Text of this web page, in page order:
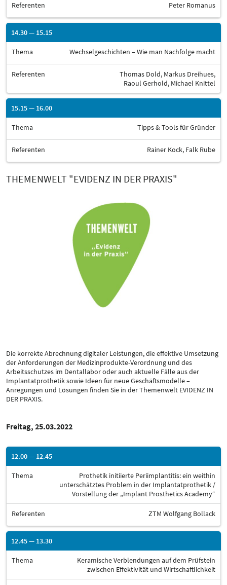
Referenten Peter Romanus
14.30 — 15.15
Thema Wechselgeschichten – Wie man Nachfolge macht
Referenten
Thomas Dold, Markus Dreihues,
Raoul Gerhold, Michael Knittel
15.15 — 16.00
Thema Tipps & Tools für Gründer
Referenten Rainer Kock, Falk Rube
THEMENWELT "EVIDENZ IN DER PRAXIS"
Die korrekte Abrechnung digitaler Leistungen, die effektive Umsetzung
der Anforderungen der Medizinprodukte-Verordnung und des
Arbeitsschutzes im Dentallabor oder auch aktuelle Fälle aus der
Implantatprothetik sowie Ideen für neue Geschäftsmodelle –
Anregungen und Lösungen finden Sie in der Themenwelt EVIDENZ IN
DER PRAXIS.
Freitag, 25.03.2022
12.00 — 12.45
Thema
Prothetik initiierte Periimplantitis: ein weithin
unterschätztes Problem in der Implantatprothetik /
Vorstellung der „Implant Prosthetics Academy“
Referenten ZTM Wolfgang Bollack
12.45 — 13.30
Thema
Keramische Verblendungen auf dem Prüfstein
zwischen Effektivität und Wirtschaftlichkeit